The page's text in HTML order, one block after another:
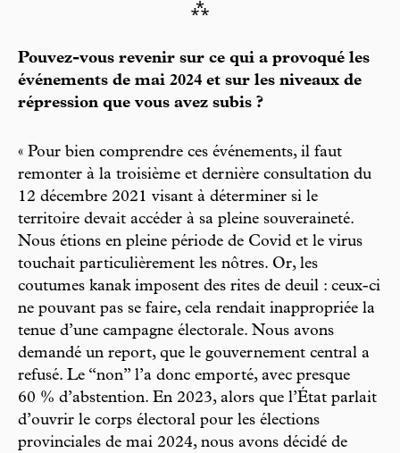
⁂
Pouvez-vous revenir sur ce qui a provoqué les
événements de mai 2024 et sur les niveaux de
répression que vous avez subis ?
« Pour bien comprendre ces événements, il faut
remonter à la troisième et dernière consultation du
12 décembre 2021 visant à déterminer si le
territoire devait accéder à sa pleine souveraineté.
Nous étions en pleine période de Covid et le virus
touchait particulièrement les nôtres. Or, les
coutumes kanak imposent des rites de deuil : ceux-ci
ne pouvant pas se faire, cela rendait inappropriée la
tenue d’une campagne électorale. Nous avons
demandé un report, que le gouvernement central a
refusé. Le “non” l’a donc emporté, avec presque
60 % d’abstention. En 2023, alors que l’État parlait
d’ouvrir le corps électoral pour les élections
provinciales de mai 2024, nous avons décidé de